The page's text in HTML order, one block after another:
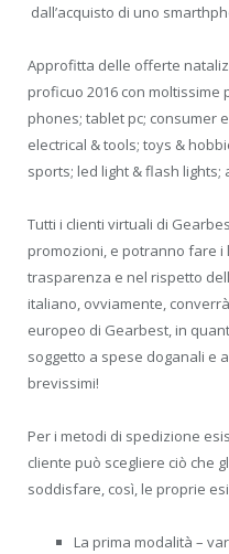
dall’acquisto di uno
Approfitta delle offerte
proficuo 2016 con
phones; tablet pc; consumer
electrical & tools; toys &
sports; led light & flash lights;
Tutti i clienti virtuali di
promozioni, e potranno fare
trasparenza e nel rispetto
italiano, ovviamente,
europeo di Gearbest, in
soggetto a spese doganali e
brevissimi!
Per i metodi di spedizione
cliente può scegliere ciò che
soddisfare, così, le proprie
La prima modalità –